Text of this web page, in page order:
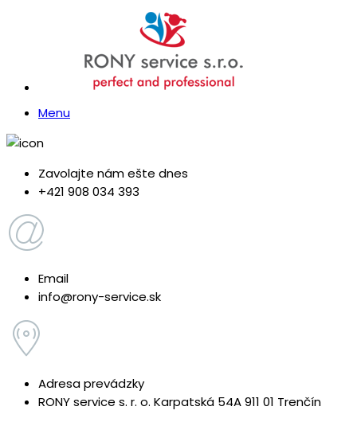
Menu
Zavolajte nám ešte dnes
+421 908 034 393
Email
info@rony-service.sk
Adresa prevádzky
RONY service s. r. o. Karpatská 54A 911 01 Trenčín